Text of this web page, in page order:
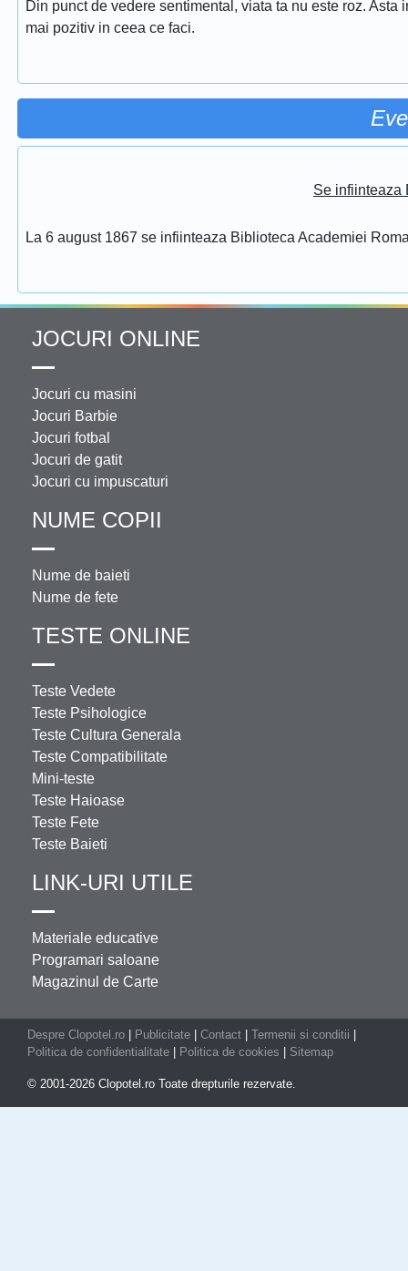
Din punct de vedere sentimental, viata ta nu este roz.
mai pozitiv in ceea ce faci.
Se infiinteaza
La 6 august 1867 se infiinteaza Biblioteca Academiei
JOCURI ONLINE
Jocuri cu masini
Jocuri Barbie
Jocuri fotbal
Jocuri de gatit
Jocuri cu impuscaturi
NUME COPII
Nume de baieti
Nume de fete
TESTE ONLINE
Teste Vedete
Teste Psihologice
Teste Cultura Generala
Teste Compatibilitate
Mini-teste
Teste Haioase
Teste Fete
Teste Baieti
LINK-URI UTILE
Materiale educative
Programari saloane
Magazinul de Carte
Despre Clopotel.ro Publicitate Contact Termenii si conditii
Politica de confidentialitate
Politica de cookies Sitemap
© 2001-2026 Clopotel.ro Toate drepturile rezervate.